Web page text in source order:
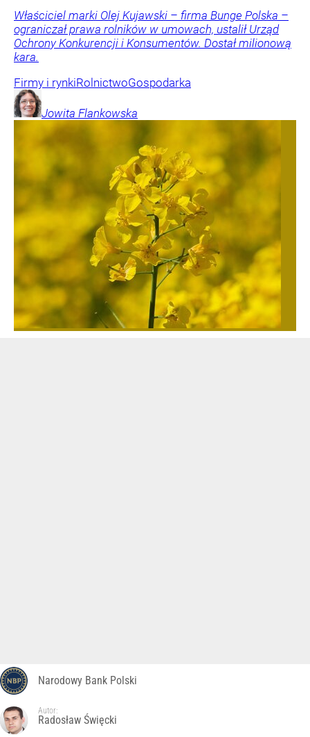
Właściciel marki Olej Kujawski – firma Bunge Polska –
ograniczał prawa rolników w umowach, ustalił Urząd
Ochrony Konkurencji i Konsumentów. Dostał milionową
kara.
Firmy i rynkiRolnictwoGospodarka
Jowita Flankowska
Narodowy Bank Polski
Autor:
Radosław Święcki